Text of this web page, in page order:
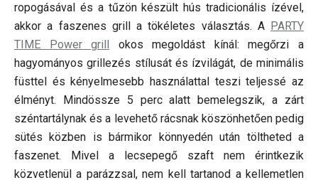
ropogásával és a tűzön készült hús tradicionális ízével,
akkor a faszenes grill a tökéletes választás. A PARTY
TIME Power grill okos megoldást kínál: megőrzi a
hagyományos grillezés stílusát és ízvilágát, de minimális
füsttel és kényelmesebb használattal teszi teljessé az
élményt. Mindössze 5 perc alatt bemelegszik, a zárt
széntartálynak és a levehető rácsnak köszönhetően pedig
sütés közben is bármikor könnyedén után töltheted a
faszenet. Mivel a lecsepegő szaft nem érintkezik
közvetlenül a parázzsal, nem kell tartanod a kellemetlen